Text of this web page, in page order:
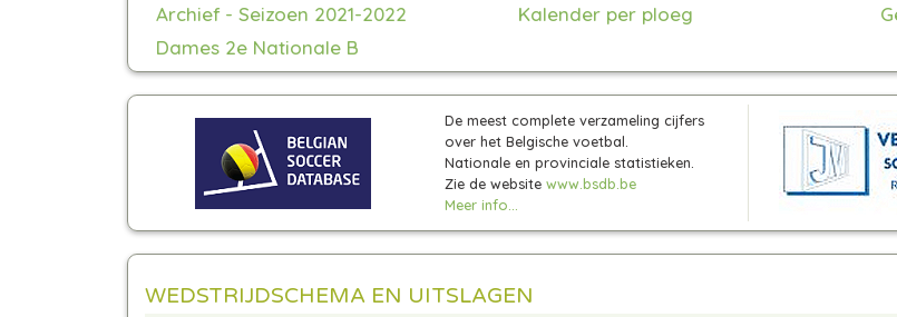
Archief - Seizoen 2021-2022 Kalender per ploeg
Dames 2e Nationale B
De meest complete verzameling cijfers
over het Belgische voetbal.
Nationale en provinciale statistieken.
Zie de website www.bsdb.be
Meer info...
WEDSTRIJDSCHEMA EN UITSLAGEN